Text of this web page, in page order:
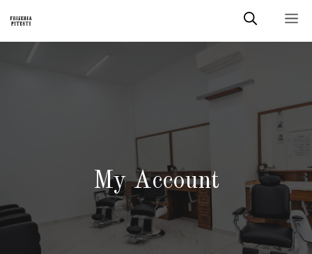
conținut
My Account